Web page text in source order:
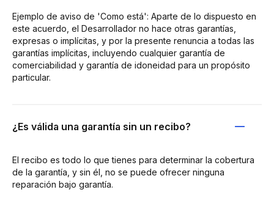
Ejemplo de aviso de 'Como está': Aparte de lo dispuesto en
este acuerdo, el Desarrollador no hace otras garantías,
expresas o implícitas, y por la presente renuncia a todas las
garantías implícitas, incluyendo cualquier garantía de
comerciabilidad y garantía de idoneidad para un propósito
particular.
¿Es válida una garantía sin un recibo?
El recibo es todo lo que tienes para determinar la cobertura
de la garantía, y sin él, no se puede ofrecer ninguna
reparación bajo garantía.